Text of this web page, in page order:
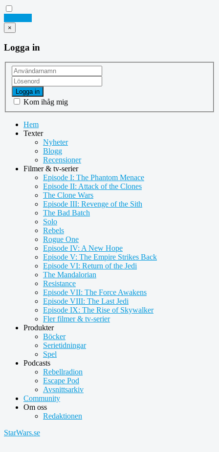
×
Logga in
Logga in
Kom ihåg mig
Hem
Texter
Nyheter
Blogg
Recensioner
Filmer & tv-serier
Episode I: The Phantom Menace
Episode II: Attack of the Clones
The Clone Wars
Episode III: Revenge of the Sith
The Bad Batch
Solo
Rebels
Rogue One
Episode IV: A New Hope
Episode V: The Empire Strikes Back
Episode VI: Return of the Jedi
The Mandalorian
Resistance
Episode VII: The Force Awakens
Episode VIII: The Last Jedi
Episode IX: The Rise of Skywalker
Fler filmer & tv-serier
Produkter
Böcker
Serietidningar
Spel
Podcasts
Rebellradion
Escape Pod
Avsnittsarkiv
Community
Om oss
Redaktionen
StarWars.se